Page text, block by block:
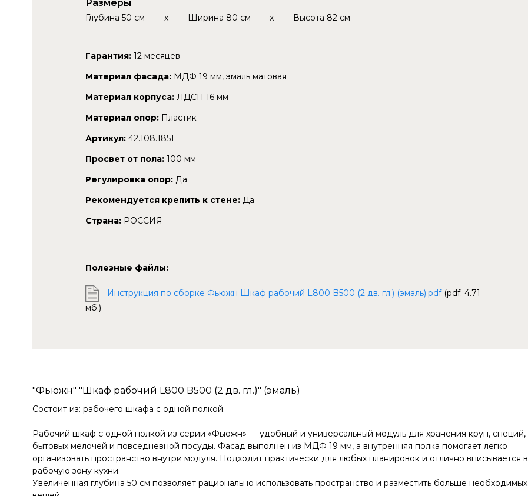
"Фьюжн" "Шкаф рабочий L800 B500 (2 дв. гл.)" (эмаль)
Размеры
Глубина 50 см x Ширина 80 см x Высота 82 см
Гарантия: 12 месяцев
Материал фасада: МДФ 19 мм, эмаль матовая
Материал корпуса: ЛДСП 16 мм
Материал опор: Пластик
Артикул: 42.108.1851
Просвет от пола: 100 мм
Регулировка опор: Да
Рекомендуется крепить к стене: Да
Страна: РОССИЯ
Полезные файлы:
Инструкция по сборке Фьюжн Шкаф рабочий L800 B500 (2 дв. гл.) (эмаль).pdf (pdf. 4.71
мб.)
Состоит из: рабочего шкафа с одной полкой.
Рабочий шкаф с одной полкой из серии «Фьюжн» — удобный и универсальный модуль для хранения круп, специй,
бытовых мелочей и повседневной посуды. Фасад выполнен из МДФ 19 мм, а внутренняя полка помогает легко
организовать пространство внутри модуля. Подходит практически для любых планировок и отлично вписывается в
рабочую зону кухни.
Увеличенная глубина 50 см позволяет рационально использовать пространство и разместить больше необходимых